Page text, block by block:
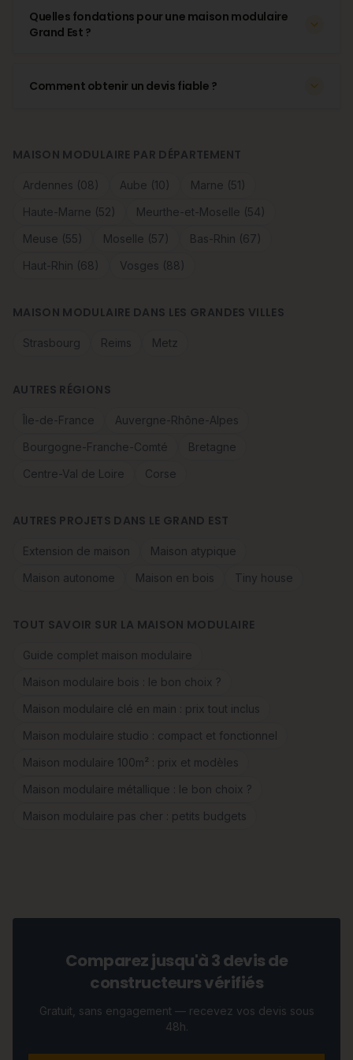
Quelles fondations pour une maison modulaire
Grand Est ?
Comment obtenir un devis fiable ?
MAISON MODULAIRE PAR DÉPARTEMENT
Ardennes (08) Aube (10)
Marne (51)
Haute-Marne (52)
Meurthe-et-Moselle (54)
Meuse (55)
Moselle (57)
Bas-Rhin (67)
Haut-Rhin (68)
Vosges (88)
MAISON MODULAIRE DANS LES GRANDES VILLES
Strasbourg Reims Metz
AUTRES RÉGIONS
Île-de-France
Auvergne-Rhône-Alpes
Bourgogne-Franche-Comté
Bretagne
Centre-Val de Loire
Corse
AUTRES PROJETS DANS LE GRAND EST
Extension de maison
Maison atypique
Maison autonome
Maison en bois Tiny house
TOUT SAVOIR SUR LA MAISON MODULAIRE
Guide complet maison modulaire
Maison modulaire bois : le bon choix ?
Maison modulaire clé en main : prix tout inclus
Maison modulaire studio : compact et fonctionnel
Maison modulaire 100m² : prix et modèles
Maison modulaire métallique : le bon choix ?
Maison modulaire pas cher : petits budgets
Comparez jusqu'à 3 devis de
constructeurs vérifiés
Gratuit, sans engagement — recevez vos devis sous
48h.